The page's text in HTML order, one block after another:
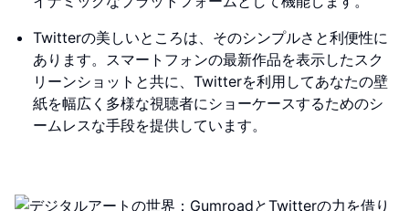
Twitterの美しいところは、そのシンプルさと利便性に
あります。スマートフォンの最新作品を表示したスク
リーンショットと共に、Twitterを利用してあなたの壁
紙を幅広く多様な視聴者にショーケースするためのシ
ームレスな手段を提供しています。